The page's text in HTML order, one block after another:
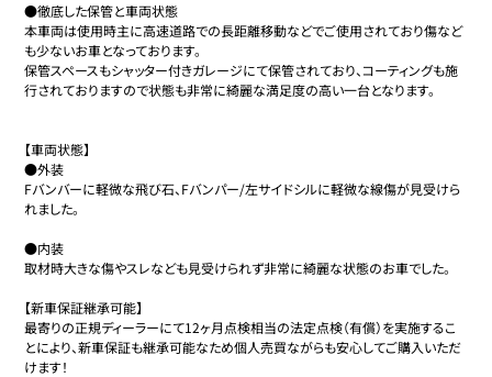
●徹底した保管と車両状態
本車両は使用時主に高速道路での長距離移動などでご使用されており傷など
も少ないお車となっております。
保管スペースもシャッター付きガレージにて保管されており、コーティングも施
行されておりますので状態も非常に綺麗な満足度の高い一台となります。
【車両状態】
●外装
Fバンバーに軽微な飛び石、Fバンパー/左サイドシルに軽微な線傷が見受けら
れました。
●内装
取材時大きな傷やスレなども見受けられず非常に綺麗な状態のお車でした。
【新車保証継承可能】
最寄りの正規ディーラーにて12ヶ月点検相当の法定点検（有償）を実施するこ
とにより、新車保証も継承可能なため個人売買ながらも安心してご購入いただ
けます！